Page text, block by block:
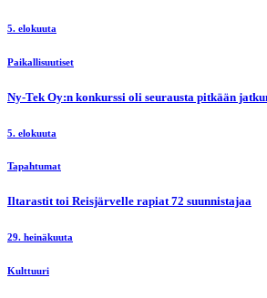
5. elokuuta
Paikallisuutiset
Ny-Tek Oy:n konkurssi oli seurausta pitkään
5. elokuuta
Tapahtumat
Iltarastit toi Reisjärvelle rapiat 72 suunnistajaa
29. heinäkuuta
Kulttuuri